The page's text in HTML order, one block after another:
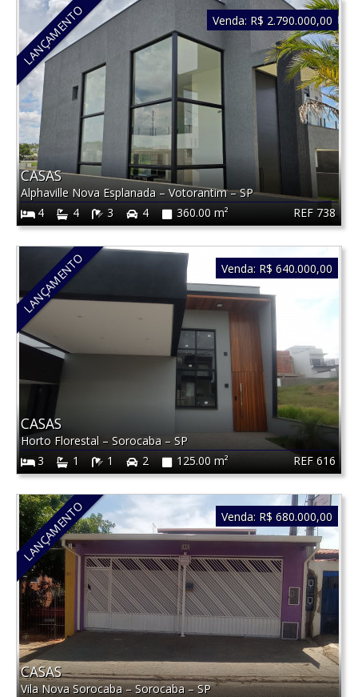
LANÇAMENTO
REF 738
CASAS
Alphaville Nova Esplanada – Votorantim–SP
4
4 3 4 360.00 m²
Venda: R$ 2.790.000,00
LANÇAMENTO
REF 616
CASAS
Horto Florestal – Sorocaba – SP
3
1 1 2 125.00 m²
Venda: R$ 640.000,00
LANÇAMENTO
CASAS
Vila Nova Sorocaba–Sorocaba–SP
Venda: R$ 680.000,00